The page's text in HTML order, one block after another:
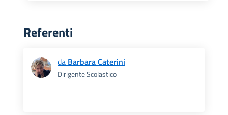
Referenti
da Barbara Caterini
Dirigente Scolastico